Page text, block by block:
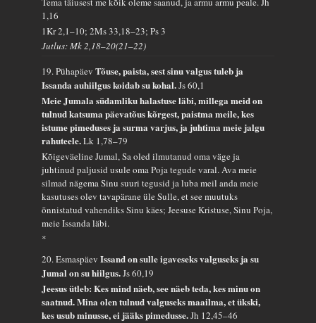
1,16
1Kr 2,1–10; 2Ms 33,18–23; Ps 3
Jutlus: Mk 2,18–20(21–22)
19. PühapäevTõuse, paista, sest sinu valgus tuleb ja
Issanda auhiilgus koidab su kohal.Js 60,1
Meie Jumala südamliku halastuse läbi, millega meid on
tulnud katsuma päevatõus kõrgest, paistma meile, kes
istume pimeduses ja surma varjus, ja juhtima meie jalgu
rahuteele.Lk 1,78–79
Kõigeväeline Jumal, Sa oled ilmutanud oma väge ja
juhtinud paljusid usule oma Poja tegude varal. Ava meie
silmad nägema Sinu suuri tegusid ja luba meil anda meie
kasutuses olev tavapärane üle Sulle, et see muutuks
õnnistatud vahendiks Sinu käes; Jeesuse Kristuse, Sinu Poja,
meie Issanda läbi.
*
20. EsmaspäevIssand on sulle igaveseks valguseks ja su
Jumal on su hiilgus.Js 60,19
Jeesus ütleb: Kes mind näeb, see näeb teda, kes minu on
saatnud. Mina olen tulnud valguseks maailma, et ükski,
kes usub minusse, ei jääks pimedusse.Jh 12,45–46